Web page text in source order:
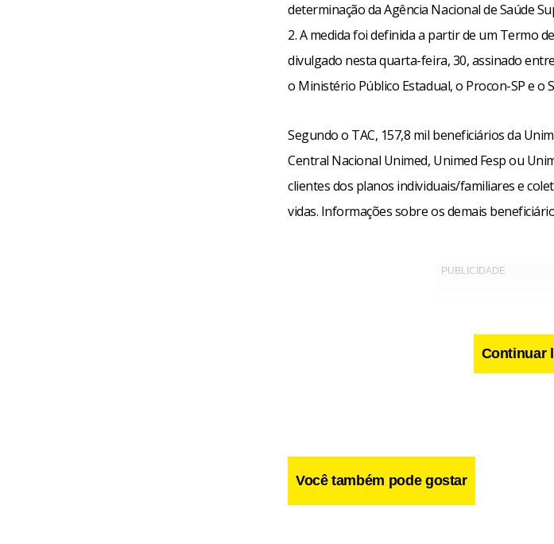
determinação da Agência Nacional de Saúde
2. A medida foi definida a partir de um Termo
divulgado nesta quarta-feira, 30, assinado
o Ministério Público Estadual, o Procon-SP e o
Segundo o TAC, 157,8 mil beneficiários da
Central Nacional Unimed, Unimed Fesp ou
clientes dos planos individuais/familiares e
vidas. Informações sobre os demais
Continuar
Você também pode gostar